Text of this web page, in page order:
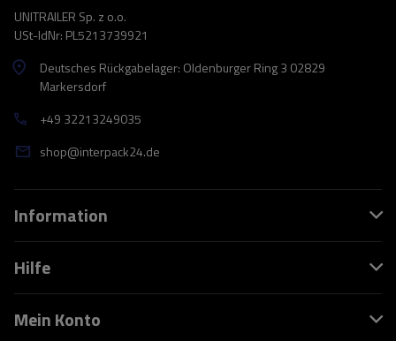
UNITRAILER Sp. z o.o.
USt-IdNr: PL5213739921
Deutsches Rückgabelager: Oldenburger Ring 3 02829
Markersdorf
+49 32213249035
shop@interpack24.de
Information
Hilfe
Mein Konto